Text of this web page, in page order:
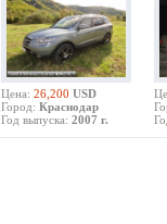
Цена: 26,200 USD
Город: Краснодар
Год выпуска: 2007 г.